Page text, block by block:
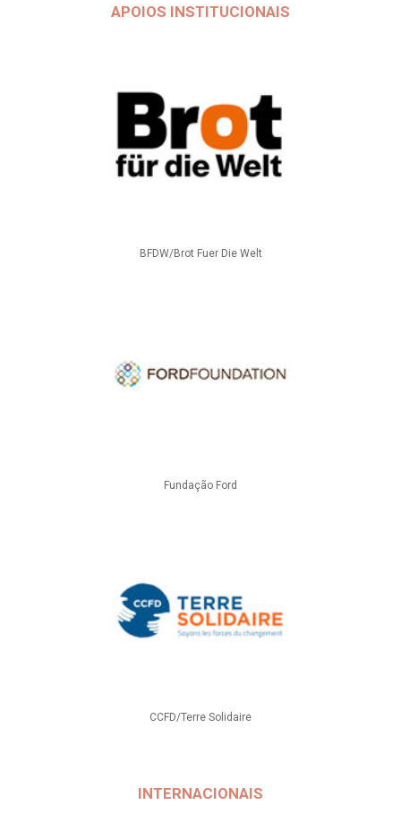
APOIOS INSTITUCIONAIS
BFDW/Brot Fuer Die Welt
Fundação Ford
CCFD/Terre Solidaire
INTERNACIONAIS